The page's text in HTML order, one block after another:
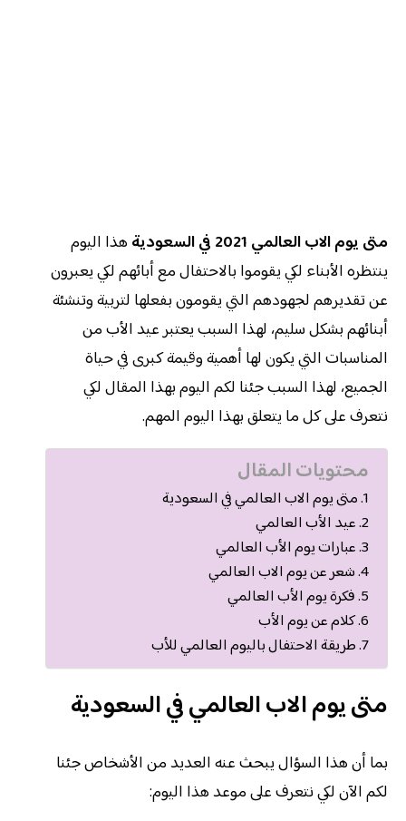
متى يوم الاب العالمي 2021 في السعودية
هذا اليوم
ينتظره الأبناء لكي يقوموا بالاحتفال مع أبائهم لكي يعبرون
عن تقديرهم لجهودهم التي يقومون بفعلها لتربية وتنشئة
أبنائهم بشكل سليم، لهذا السبب يعتبر عيد الأب من
المناسبات التي يكون لها أهمية وقيمة كبرى في حياة
الجميع، لهذا السبب جئنا لكم اليوم بهذا المقال لكي
نتعرف على كل ما يتعلق بهذا اليوم المهم.
محتويات المقال
متى يوم الاب العالمي في السعودية
عيد الأب العالمي
عبارات يوم الأب العالمي
شعر عن يوم الاب العالمي
فكرة يوم الأب العالمي
كلام عن يوم الأب
طريقة الاحتفال باليوم العالمي للأب
متى يوم الاب العالمي في السعودية
بما أن هذا السؤال يبحث عنه العديد من الأشخاص جئنا
لكم الآن لكي نتعرف على موعد هذا اليوم: